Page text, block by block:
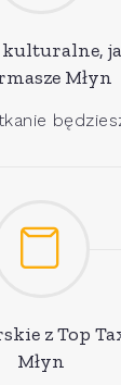
kulturalne,
Młyn
z Top
Młyn